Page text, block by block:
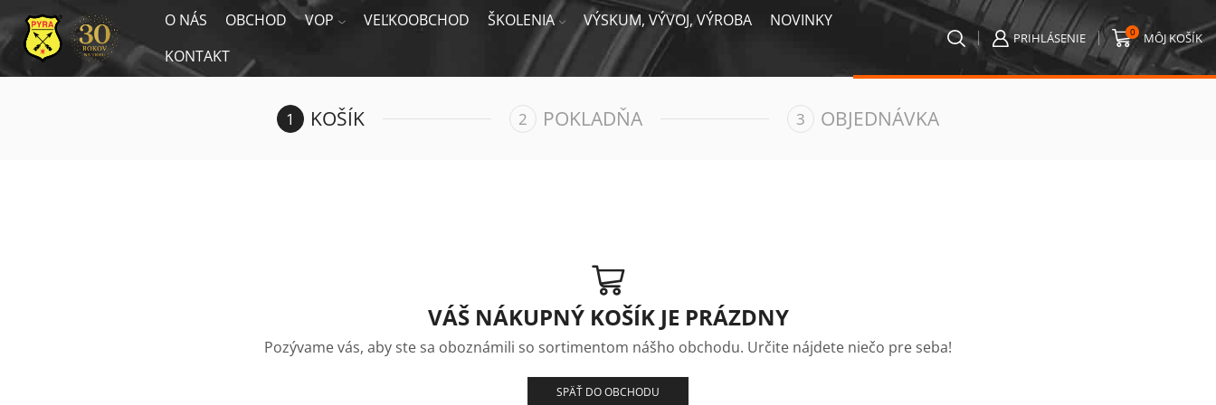
O NÁS OBCHOD VOP VEĽKOOBCHOD ŠKOLENIA VÝSKUM, VÝVOJ, VÝROBA
NOVINKY
KONTAKT
PRIHLÁSENIE 0 MÔJ KOŠÍK
KOŠÍK POKLADŇA OBJEDNÁVKA
VÁŠ NÁKUPNÝ KOŠÍK JE PRÁZDNY
Pozývame vás, aby ste sa oboznámili so sortimentom nášho obchodu. Určite nájdete niečo pre seba!
SPÄŤ DO OBCHODU